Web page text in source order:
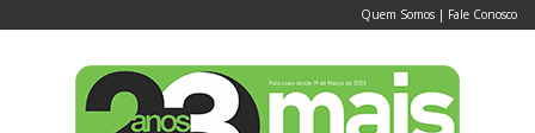
Quem Somos | Fale Conosco